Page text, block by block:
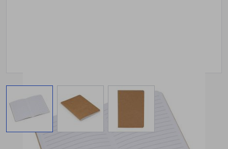
View larger imageView larger image